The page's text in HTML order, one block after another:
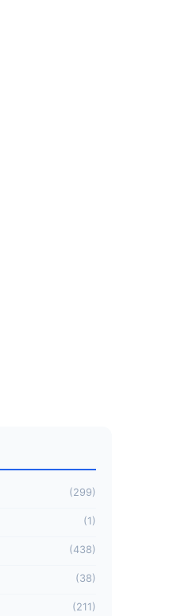
(299)
(1)
(438)
(38)
(211)